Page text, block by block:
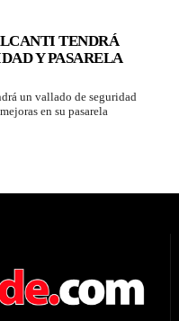
TENDRÁ
Y PASARELA
un vallado de seguridad
en su pasarela